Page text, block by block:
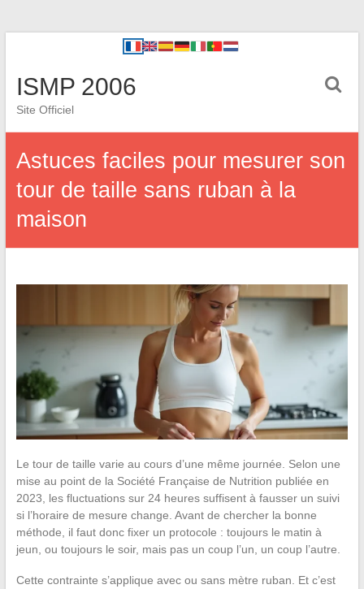
ISMP 2006
Site Officiel
Astuces faciles pour mesurer son
tour de taille sans ruban à la
maison
Le tour de taille varie au cours d’une même journée. Selon une
mise au point de la Société Française de Nutrition publiée en
2023, les fluctuations sur 24 heures suffisent à fausser un suivi
si l’horaire de mesure change. Avant de chercher la bonne
méthode, il faut donc fixer un protocole : toujours le matin à
jeun, ou toujours le soir, mais pas un coup l’un, un coup l’autre.
Cette contrainte s’applique avec ou sans mètre ruban. Et c’est